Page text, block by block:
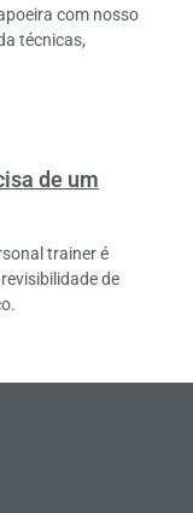
com nosso
técnicas,
de um
trainer é
de